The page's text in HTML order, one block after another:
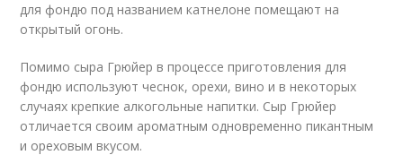
для фондю под названием катнелоне помещают на
открытый огонь.
Помимо сыра Грюйер в процессе приготовления для
фондю используют чеснок, орехи, вино и в некоторых
случаях крепкие алкогольные напитки. Сыр Грюйер
отличается своим ароматным одновременно пикантным
и ореховым вкусом.